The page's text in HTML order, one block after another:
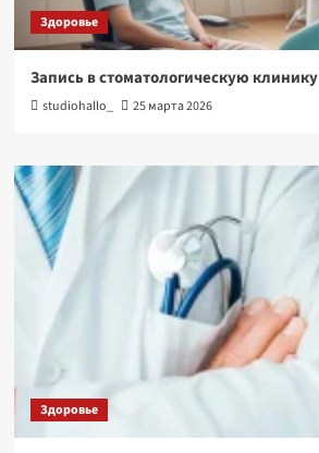
Здоровье
Запись в стоматологическую клинику
studiohallo_ 25 марта 2026
Здоровье